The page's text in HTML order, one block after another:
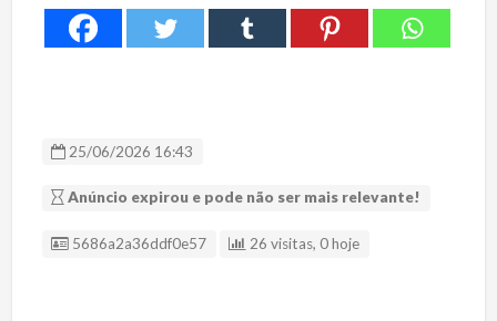
25/06/2026 16:43
Anúncio expirou e pode não ser mais relevante!
ID Anúncio
5686a2a36ddf0e57 26 visitas, 0 hoje